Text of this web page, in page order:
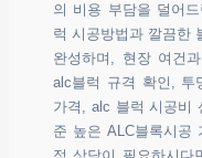
의 비용 부담을 덜어
럭 시공방법과 깔끔한
완성하며, 현장 여건
alc블럭 규격 확인, 투
가격, alc 블럭 시공비
준 높은 ALC블록시공